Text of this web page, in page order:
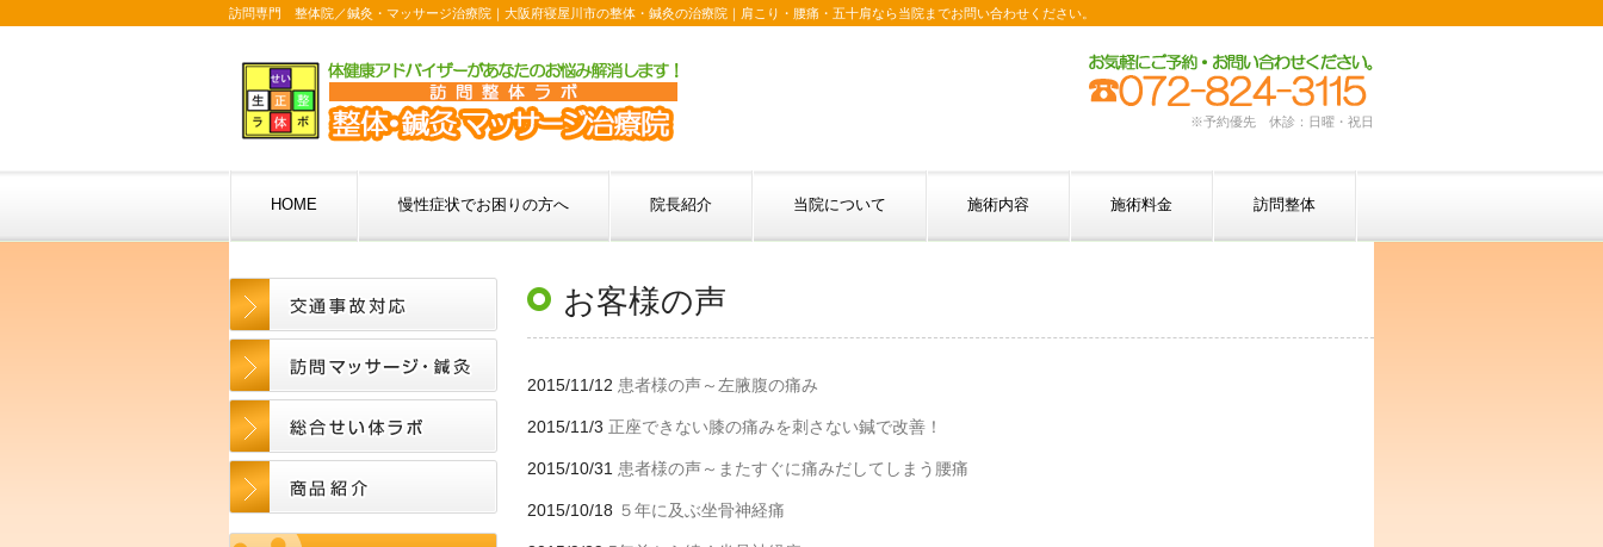
訪問専門 整体院／鍼灸・マッサージ治療院｜大阪府寝屋川市の整体・鍼灸の治療院｜肩こり・腰痛・五十肩なら当院までお問い合わせください。
※予約優先 休診：日曜・祝日
HOME 慢性症状でお困りの方へ 院長紹介 当院について 施術内容 施術料金 訪問整体
お客様の声
2015/11/12 患者様の声～左腋腹の痛み
2015/11/3 正座できない膝の痛みを刺さない鍼で改善！
2015/10/31 患者様の声～またすぐに痛みだしてしまう腰痛
2015/10/18 ５年に及ぶ坐骨神経痛